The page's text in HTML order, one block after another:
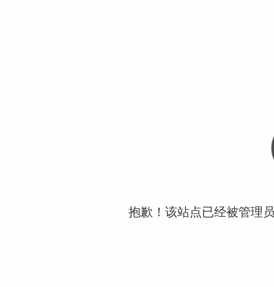
抱歉！该站点已经被管理